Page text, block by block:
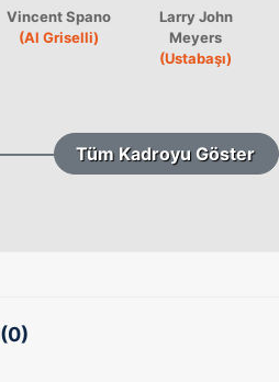
Vincent Spano
(Al Griselli)
Larry John
Meyers
(Ustabaşı)
Tüm Kadroyu Göster
(0)